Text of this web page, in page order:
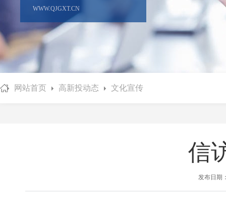
WWW.QJGXT.CN
网站首页 高新投动态 文化宣传
信
发布日期